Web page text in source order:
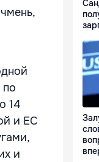
по
14
и ЕС
и